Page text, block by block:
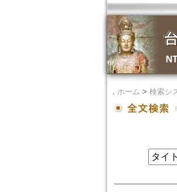
． ホーム > 検索シ